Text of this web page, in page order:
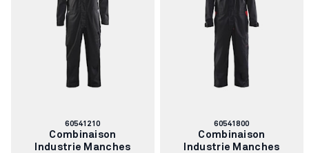
Numéro
d'article:
60541210
Combinaison
Industrie Manches
Numéro
d'article:
60541800
Combinaison
Industrie Manches